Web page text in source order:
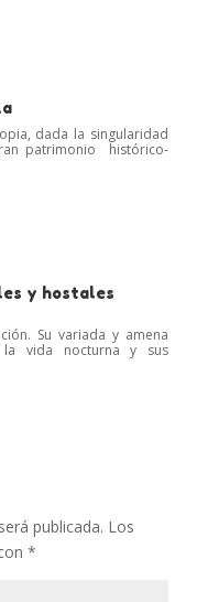
dada la singularidad
patrimonio histórico-
y hostales
Su variada y amena
la vida nocturna y sus
publicada. Los
*